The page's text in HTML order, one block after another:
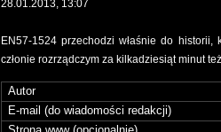
28.01.2013, 13:07
EN57-1524 przechodzi właśnie do
członie rozrządczym za kilkadziesiąt minut